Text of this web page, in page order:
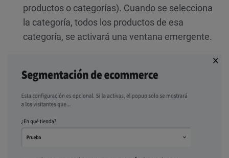
productos o categorías). Cuando se selecciona
la categoría, todos los productos de esa
categoría, se activará una ventana emergente.